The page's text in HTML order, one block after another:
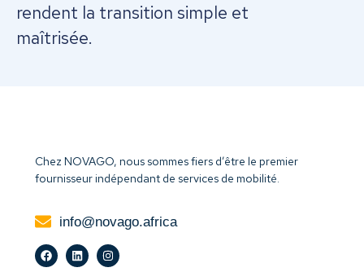
rendent la transition simple et
maîtrisée.
Chez NOVAGO, nous sommes fiers d’être le premier
fournisseur indépendant de services de mobilité.
info@novago.africa